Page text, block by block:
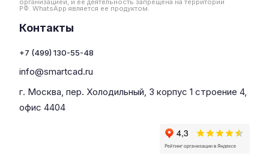
организацией, и ее деятельность запрещена на территории
РФ. WhatsApp является ее продуктом.
Контакты
+7 (499) 130-55-48
info@smartcad.ru
г. Москва, пер. Холодильный, 3 корпус 1 строение 4,
офис 4404